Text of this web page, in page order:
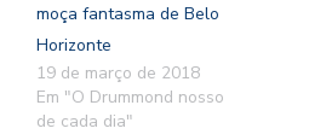
moça fantasma de Belo
Horizonte
19 de março de 2018
Em "O Drummond nosso
de cada dia"